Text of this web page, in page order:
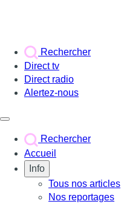
Rechercher
Direct tv
Direct radio
Alertez-nous
Rechercher
Accueil
Info
Tous nos articles
Nos reportages